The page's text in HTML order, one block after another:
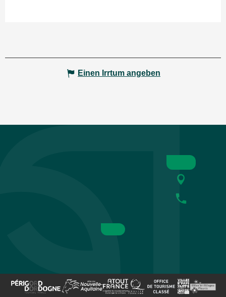
Einen Irrtum angeben